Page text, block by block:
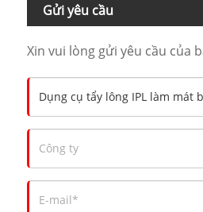
Gửi yêu cầu
Xin vui lòng gửi yêu cầu của